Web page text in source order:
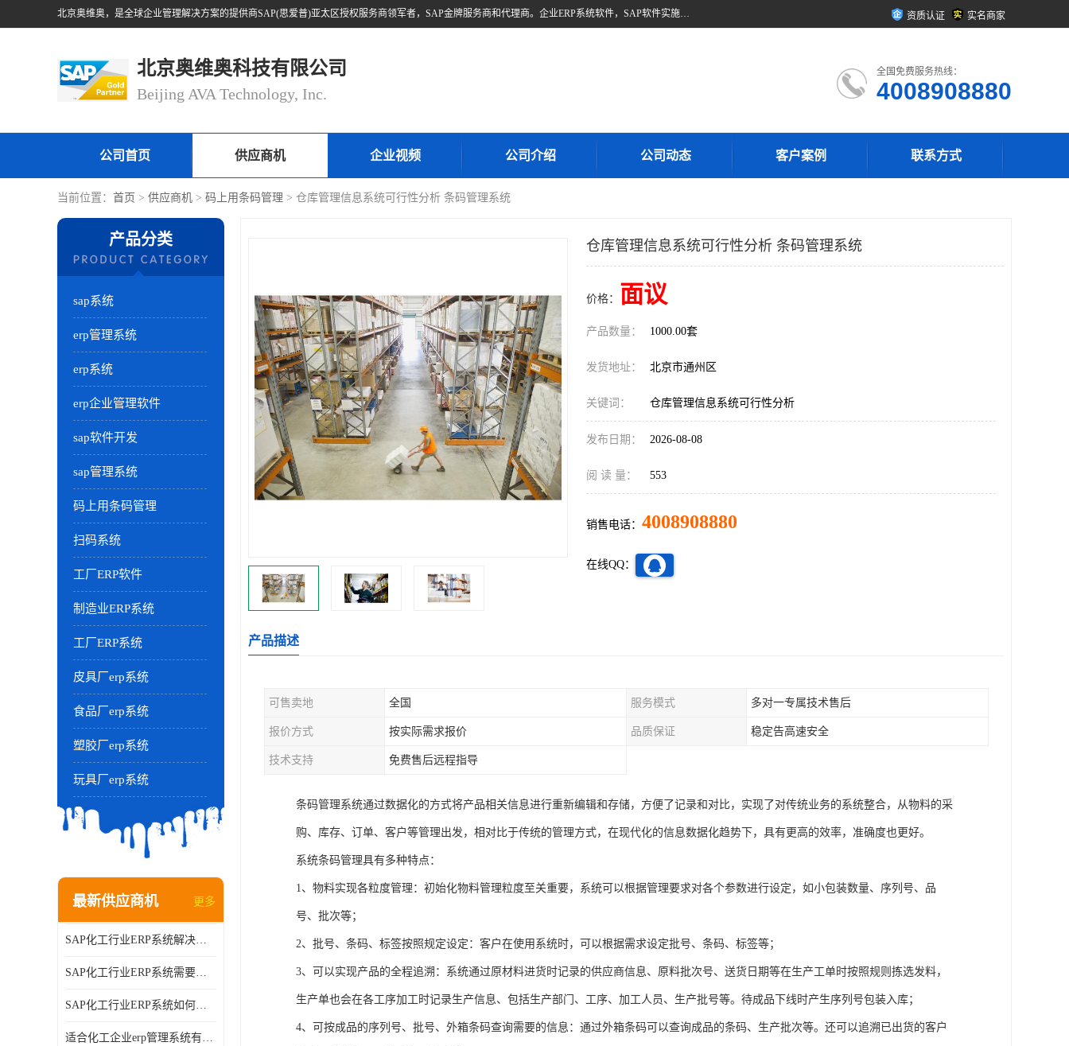
北京奥维奥，是全球企业管理解决方案的提供商SAP(思爱普)亚太区授权服务商领军者，SAP金牌服务商和代理商。企业ERP系统软件，SAP软件实施，17年来服务客户1500多家。提供SAP Business One，SAP Business ByDesign，SAP S/4HANA Cloud，SAP Analytics Cloud （分析云）等产品与解决方案。咨询专线：400-890-8880 资质认证 实名商家
北京奥维奥科技有限公司
Beijing AVA Technology, Inc.
全国免费服务热线：
4008908880
公司首页 供应商机 企业视频 公司介绍 公司动态 客户案例 联系方式
当前位置： 首页 > 供应商机 > 码上用条码管理 > 仓库管理信息系统可行性分析 条码管理系统
产品分类
sap系统
erp管理系统
erp系统
erp企业管理软件
sap软件开发
sap管理系统
码上用条码管理
扫码系统
工厂ERP软件
制造业ERP系统
工厂ERP系统
皮具厂erp系统
食品厂erp系统
塑胶厂erp系统
玩具厂erp系统
最新供应商机 更多
SAP化工行业ERP系统解决方案的细节和功能介绍？北京奥维奥
SAP化工行业ERP系统需要多少钱？北京奥维奥
SAP化工行业ERP系统如何帮助企业提率和降？北京奥维奥
适合化工企业erp管理系统有哪些？分别有哪些优势?
仓库管理信息系统可行性分析 条码管理系统
价格： 面议
产品数量： 1000.00套
发货地址： 北京市通州区
关键词： 仓库管理信息系统可行性分析
发布日期： 2026-08-08
阅 读 量： 553
销售电话： 4008908880
在线QQ：
产品描述
可售卖地 全国 服务模式 多对一专属技术售后
报价方式 按实际需求报价 品质保证 稳定告高速安全
技术支持 免费售后远程指导
条码管理系统通过数据化的方式将产品相关信息进行重新编辑和存储，方便了记录和对比，实现了对传统业务的系统整合，从物料的采
购、库存、订单、客户等管理出发，相对比于传统的管理方式，在现代化的信息数据化趋势下，具有更高的效率，准确度也更好。
系统条码管理具有多种特点：
1、物料实现各粒度管理：初始化物料管理粒度至关重要，系统可以根据管理要求对各个参数进行设定，如小包装数量、序列号、品
号、批次等；
2、批号、条码、标签按照规定设定：客户在使用系统时，可以根据需求设定批号、条码、标签等；
3、可以实现产品的全程追溯：系统通过原材料进货时记录的供应商信息、原料批次号、送货日期等在生产工单时按照规则拣选发料，
生产单也会在各工序加工时记录生产信息、包括生产部门、工序、加工人员、生产批号等。待成品下线时产生序列号包装入库；
4、可按成品的序列号、批号、外箱条码查询需要的信息：通过外箱条码可以查询成品的条码、生产批次等。还可以追溯已出货的客户